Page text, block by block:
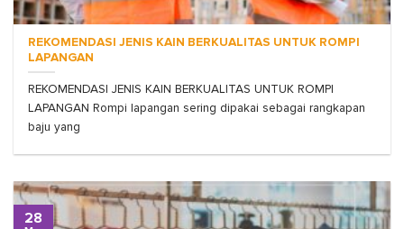
REKOMENDASI JENIS KAIN BERKUALITAS UNTUK ROMPI
LAPANGAN
REKOMENDASI JENIS KAIN BERKUALITAS UNTUK ROMPI
LAPANGAN Rompi lapangan sering dipakai sebagai rangkapan
baju yang
28